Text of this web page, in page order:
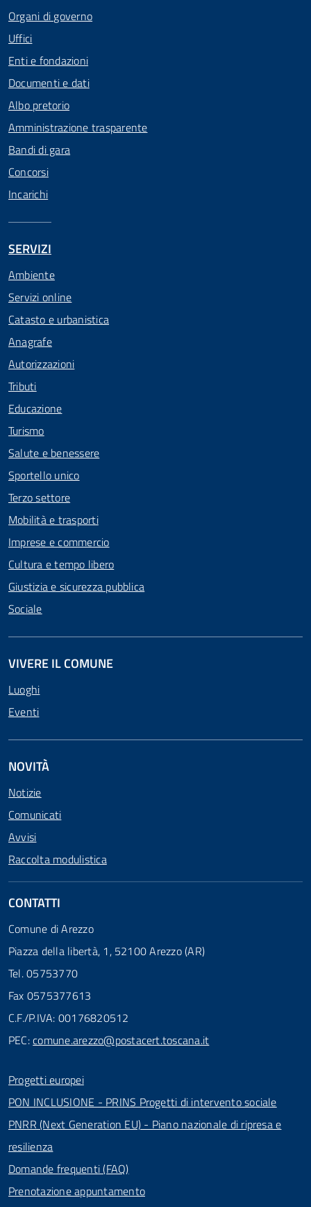
Organi di governo
Uffici
Enti e fondazioni
Documenti e dati
Albo pretorio
Amministrazione trasparente
Bandi di gara
Concorsi
Incarichi
SERVIZI
Ambiente
Servizi online
Catasto e urbanistica
Anagrafe
Autorizzazioni
Tributi
Educazione
Turismo
Salute e benessere
Sportello unico
Terzo settore
Mobilità e trasporti
Imprese e commercio
Cultura e tempo libero
Giustizia e sicurezza pubblica
Sociale
VIVERE IL COMUNE
Luoghi
Eventi
NOVITÀ
Notizie
Comunicati
Avvisi
Raccolta modulistica
CONTATTI
Comune di Arezzo
Piazza della libertà, 1, 52100 Arezzo (AR)
Tel. 05753770
Fax 0575377613
C.F./P.IVA: 00176820512
PEC:comune.arezzo@postacert.toscana.it
Progetti europei
PON INCLUSIONE - PRINS Progetti di intervento sociale
PNRR (Next Generation EU) - Piano nazionale di ripresa e
resilienza
Domande frequenti (FAQ)
Prenotazione appuntamento